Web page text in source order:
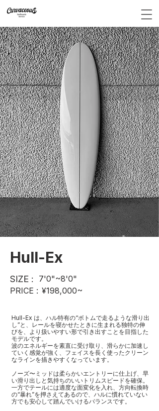
Hull-Ex
SIZE :
7'0"~8'0"
PRICE : ¥198,000~
Hull-Ex は、ハル特有の“ボトムで走るような滑り出
し”と、レールを寝かせたときに生まれる独特の伸
びを、より扱いやすい形で引き出すことを目指した
モデルです。
波のエネルギーを素直に受け取り、滑らかに加速し
ていく感覚が強く、フェイスを長く使ったクリーン
なラインを描きやすくなっています。
ノーズ〜ミッドは柔らかいエントリーに仕上げ、早
い滑り出しと気持ちのいいトリムスピードを確保。
一方でテールには適度な面変化を入れ、方向転換時
の“暴れ”を押さえてあるので、ハルに慣れていない
方でも安心して踏んでいけるバランスです。